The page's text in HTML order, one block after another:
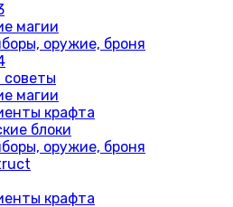
магии
оружие, броня
советы
магии
крафта
блоки
оружие, броня
крафта